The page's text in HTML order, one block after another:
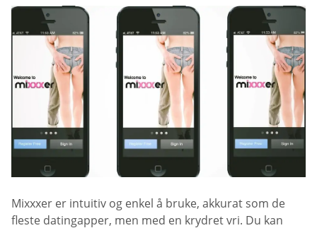
Mixxxer er intuitiv og enkel å bruke, akkurat som de
fleste datingapper, men med en krydret vri. Du kan